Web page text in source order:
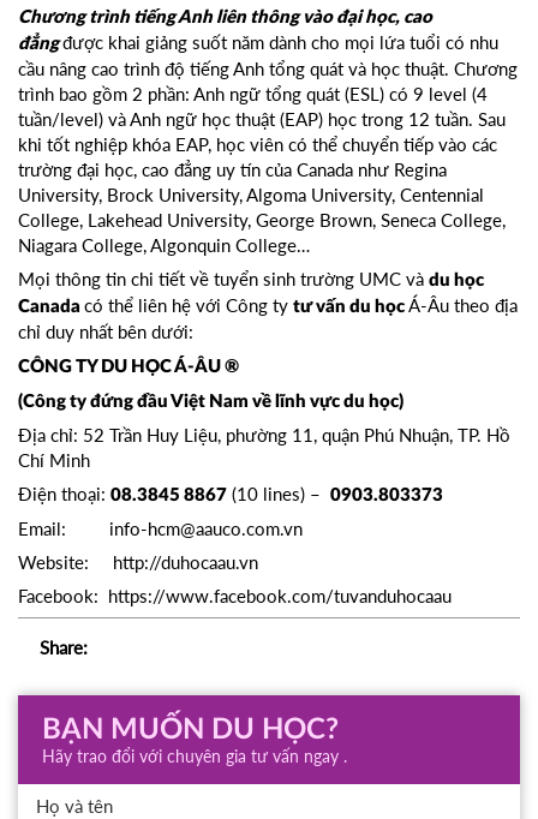
Chương trình tiếng Anh liên thông vào đại học, cao
đẳngđược khai giảng suốt năm dành cho mọi lứa tuổi có nhu
cầu nâng cao trình độ tiếng Anh tổng quát và học thuật. Chương
trình bao gồm 2 phần: Anh ngữ tổng quát (ESL) có 9 level (4
tuần/level) và Anh ngữ học thuật (EAP) học trong 12 tuần. Sau
khi tốt nghiệp khóa EAP, học viên có thể chuyển tiếp vào các
trường đại học, cao đẳng uy tín của Canada như Regina
University, Brock University, Algoma University, Centennial
College, Lakehead University, George Brown, Seneca College,
Niagara College, Algonquin College…
Mọi thông tin chi tiết về tuyển sinh trường UMC và du học
Canada có thể liên hệ với Công ty tư vấn du học Á-Âu theo địa
chỉ duy nhất bên dưới:
CÔNG TY DU HỌC Á-ÂU ®
(Công ty đứng đầu Việt Nam về lĩnh vực du học)
Địa chỉ: 52 Trần Huy Liệu, phường 11, quận Phú Nhuận, TP. Hồ
Chí Minh
Điện thoại: 08.3845 8867 (10 lines) – 0903.803373
Email: info-hcm@aauco.com.vn
Website: http://duhocaau.vn
Facebook: https://www.facebook.com/tuvanduhocaau
Share:
BẠN MUỐN DU HỌC?
Hãy trao đổi với chuyên gia tư vấn ngay .
Họ và tên